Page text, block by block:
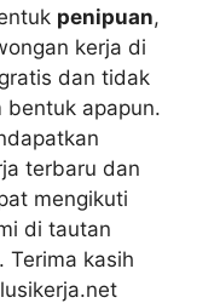
penipuan,
kerja di
dan tidak
bentuk apapun.
terbaru dan
mengikuti
di tautan
Terima kasih